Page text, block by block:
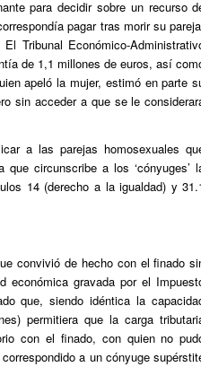
para decidir sobre un recurso
pagar tras morir su
Tribunal Económico-
de 1,1 millones de euros, así
apeló la mujer, estimó en parte
sin acceder a que se le
a las parejas homosexuales
circunscribe a los ‘cónyuges’
14 (derecho a la igualdad) y
convivió de hecho con el finado
económica gravada por el
que, siendo idéntica la
permitiera que la carga
con el finado, con quien no
a un cónyuge